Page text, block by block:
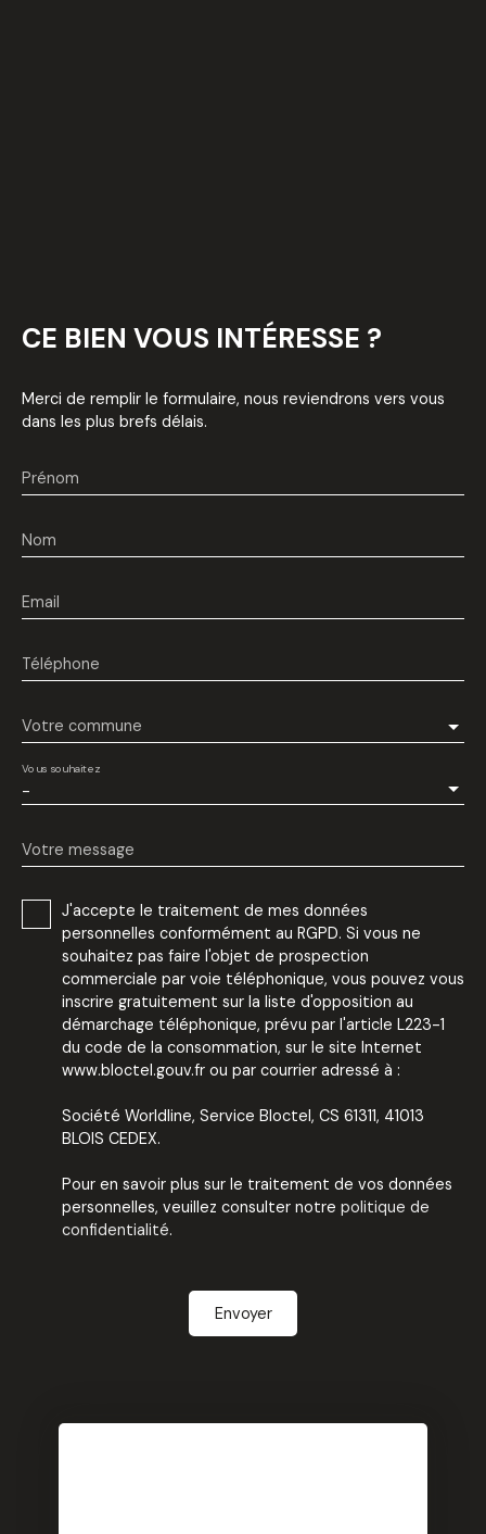
CE BIEN VOUS INTÉRESSE ?
Merci de remplir le formulaire, nous reviendrons vers vous
dans les plus brefs délais.
Prénom
Nom
Email
Téléphone
Votre commune
-
Vous souhaitez
Votre message
J'accepte le traitement de mes données
personnelles conformément au RGPD. Si vous ne
souhaitez pas faire l'objet de prospection
commerciale par voie téléphonique, vous pouvez vous
inscrire gratuitement sur la liste d'opposition au
démarchage téléphonique, prévu par l'article L223-1
du code de la consommation, sur le site Internet
www.bloctel.gouv.fr ou par courrier adressé à :
Société Worldline, Service Bloctel, CS 61311, 41013
BLOIS CEDEX.
Pour en savoir plus sur le traitement de vos données
personnelles, veuillez consulter notre politique de
confidentialité.
Envoyer